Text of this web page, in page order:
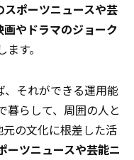
ポーツニュースや芸
やドラマのジョーク
す。
それができる運用能
暮らして、周囲の人と
の文化に根差した活
ーツニュースや芸能ニ